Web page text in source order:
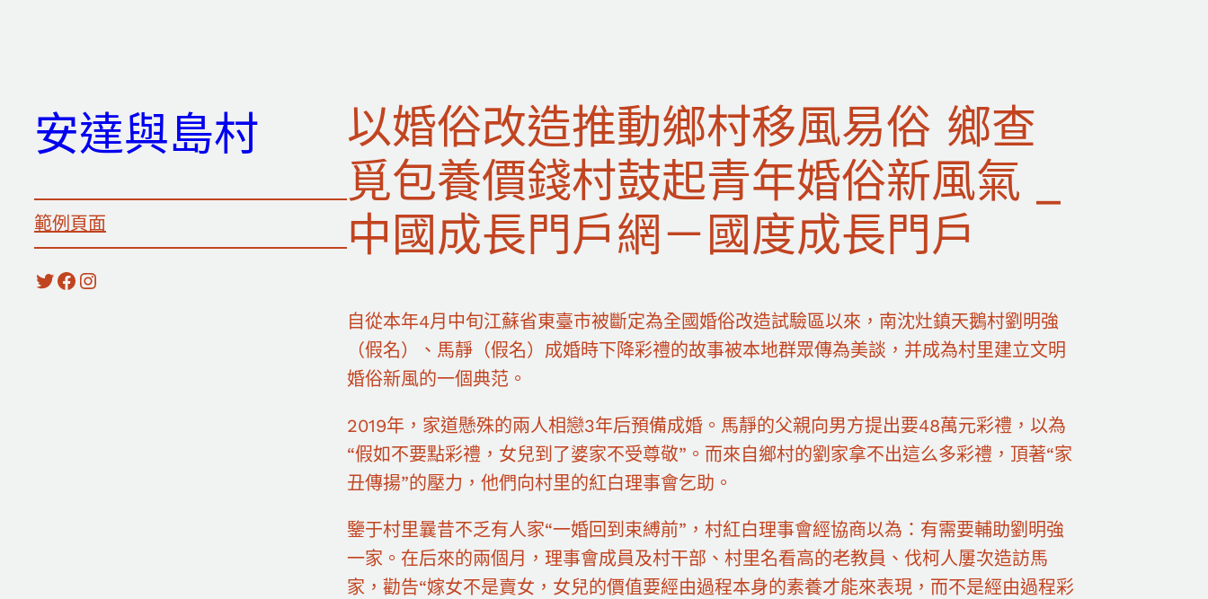
安達與島村
範例頁面
X Facebook Instagram
以婚俗改造推動鄉村移風易俗 鄉查
覓包養價錢村鼓起青年婚俗新風氣 _
中國成長門戶網－國度成長門戶
自從本年4月中旬江蘇省東臺市被斷定為全國婚俗改造試驗區以來，南沈灶鎮天鵝村劉明強
（假名）、馬靜（假名）成婚時下降彩禮的故事被本地群眾傳為美談，并成為村里建立文明
婚俗新風的一個典范。
2019年，家道懸殊的兩人相戀3年后預備成婚。馬靜的父親向男方提出要48萬元彩禮，以為
“假如不要點彩禮，女兒到了婆家不受尊敬”。而來自鄉村的劉家拿不出這么多彩禮，頂著“家
丑傳揚”的壓力，他們向村里的紅白理事會乞助。
鑒于村里曩昔不乏有人家“一婚回到束縛前”，村紅白理事會經協商以為：有需要輔助劉明強
一家。在后來的兩個月，理事會成員及村干部、村里名看高的老教員、伐柯人屢次造訪馬
家，勸告“嫁女不是賣女，女兒的價值要經由過程本身的素養才能來表現，而不是經由過程彩